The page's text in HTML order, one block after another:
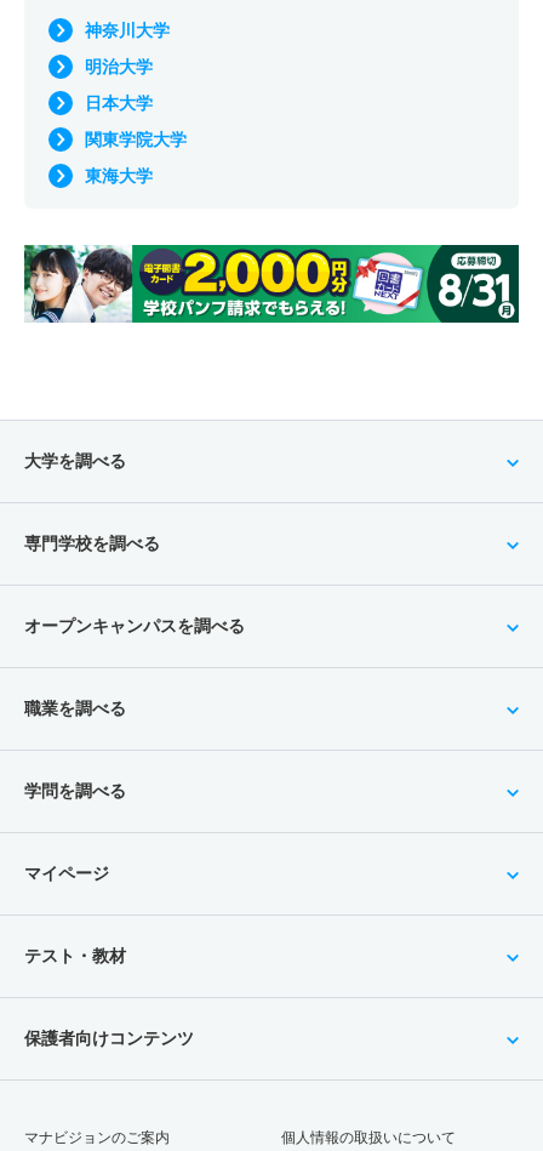
神奈川大学
明治大学
日本大学
関東学院大学
東海大学
大学を調べる
専門学校を調べる
オープンキャンパスを調べる
職業を調べる
学問を調べる
マイページ
テスト・教材
保護者向けコンテンツ
マナビジョンのご案内 個人情報の取扱いについて